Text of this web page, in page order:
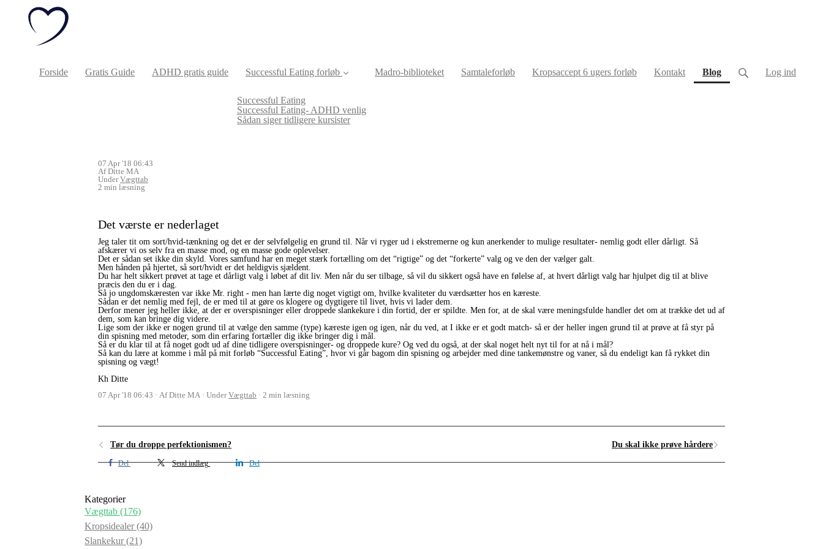
Forside Gratis Guide ADHD gratis guide Successful Eating forløb
Successful Eating
Successful Eating- ADHD venlig
Sådan siger tidligere kursister
Madro-biblioteket Samtaleforløb Kropsaccept 6 ugers forløb Kontakt Blog(current) Log ind
07 Apr '18 06:43
Af Ditte MA
UnderVægttab
2 min læsning
Det værste er nederlaget
Jeg taler tit om sort/hvid-tænkning og det er der selvfølgelig en grund til. Når vi ryger ud i ekstremerne og kun anerkender to mulige resultater- nemlig godt eller dårligt. Så
afskærer vi os selv fra en masse mod, og en masse gode oplevelser.
Det er sådan set ikke din skyld. Vores samfund har en meget stærk fortælling om det “rigtige” og det “forkerte” valg og ve den der vælger galt.
Men hånden på hjertet, så sort/hvidt er det heldigvis sjældent.
Du har helt sikkert prøvet at tage et dårligt valg i løbet af dit liv. Men når du ser tilbage, så vil du sikkert også have en følelse af, at hvert dårligt valg har hjulpet dig til at blive
præcis den du er i dag.
Så jo ungdomskæresten var ikke Mr. right - men han lærte dig noget vigtigt om, hvilke kvaliteter du værdsætter hos en kæreste.
Sådan er det nemlig med fejl, de er med til at gøre os klogere og dygtigere til livet, hvis vi lader dem.
Derfor mener jeg heller ikke, at der er overspisninger eller droppede slankekure i din fortid, der er spildte. Men for, at de skal være meningsfulde handler det om at trække det ud af
dem, som kan bringe dig videre.
Lige som der ikke er nogen grund til at vælge den samme (type) kæreste igen og igen, når du ved, at I ikke er et godt match- så er der heller ingen grund til at prøve at få styr på
din spisning med metoder, som din erfaring fortæller dig ikke bringer dig i mål.
Så er du klar til at få noget godt ud af dine tidligere overspisninger- og droppede kure? Og ved du også, at der skal noget helt nyt til for at nå i mål?
Så kan du lære at komme i mål på mit forløb “Successful Eating”, hvor vi går bagom din spisning og arbejder med dine tankemønstre og vaner, så du endeligt kan få rykket din
spisning og vægt!
Kh Ditte
07 Apr '18 06:43
Af Ditte MA UnderVægttab 2 min læsning
Tør du droppe perfektionismen? Du skal ikke prøve hårdere
Del Send indlæg Del
Kategorier
Vægttab (176)
Kropsidealer(40)
Slankekur(21)